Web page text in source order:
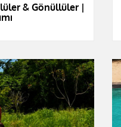
& Gönüllüler |